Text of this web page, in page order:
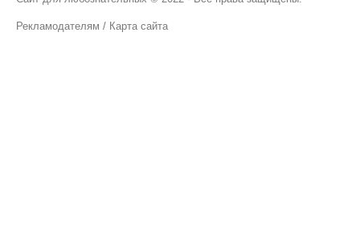
Рекламодателям / Карта сайта